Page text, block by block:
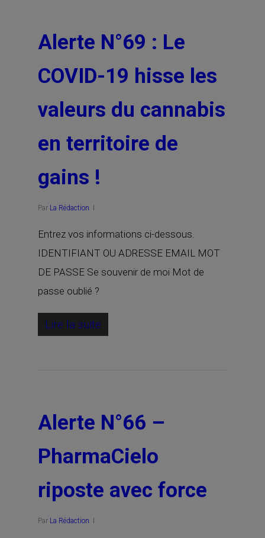
Alerte N°69 : Le
COVID-19 hisse les
valeurs du cannabis
en territoire de
gains !
Par La Rédaction
Entrez vos informations ci-dessous.
IDENTIFIANT OU ADRESSE EMAIL MOT
DE PASSE Se souvenir de moi Mot de
passe oublié ?
Lire la suite
Alerte N°66 –
PharmaCielo
riposte avec force
Par La Rédaction